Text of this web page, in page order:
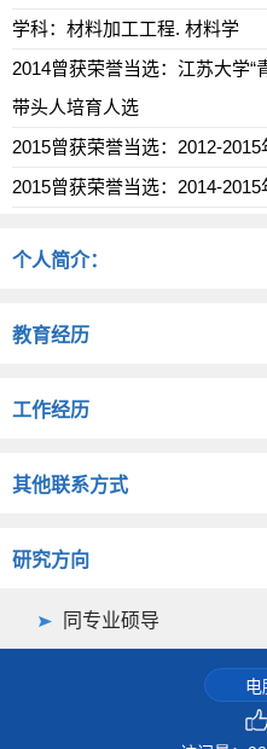
学科：材料加工工程. 材料学
2014曾获荣誉当选：江苏大学“
带头人培育人选
2015曾获荣誉当选：2012-
2015曾获荣誉当选：2014-
个人简介：
教育经历
工作经历
其他联系方式
研究方向
同专业硕导
电